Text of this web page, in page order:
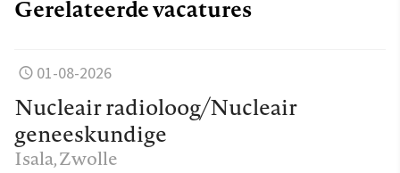
Gerelateerde vacatures
01-08-2026
Nucleair radioloog/Nucleair
geneeskundige
Isala, Zwolle